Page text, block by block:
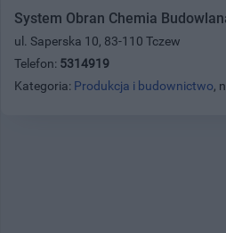
System Obran Chemia
ul. Saperska 10, 83-110 Tczew
Telefon: 5314919
Kategoria: Produkcja i budownictwo,